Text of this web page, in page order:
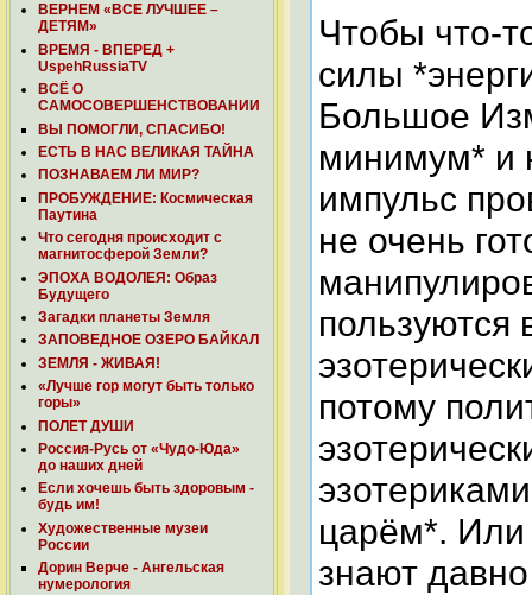
ВЕРНЕМ «ВСЕ ЛУЧШЕЕ –
ДЕТЯМ»
ВРЕМЯ - ВПЕРЕД +
UspehRussiaTV
ВСЁ О
САМОСОВЕРШЕНСТВОВАНИИ
ВЫ ПОМОГЛИ, СПАСИБО!
ЕСТЬ В НАС ВЕЛИКАЯ ТАЙНА
ПОЗНАВАЕМ ЛИ МИР?
ПРОБУЖДЕНИЕ: Космическая
Паутина
Что сегодня происходит с
магнитосферой Земли?
ЭПОХА ВОДОЛЕЯ: Образ
Будущего
Загадки планеты Земля
ЗАПОВЕДНОЕ ОЗЕРО БАЙКАЛ
ЗЕМЛЯ - ЖИВАЯ!
«Лучше гор могут быть только
горы»
ПОЛЕТ ДУШИ
Россия-Русь от «Чудо-Юда»
до наших дней
Если хочешь быть здоровым -
будь им!
Художественные музеи
России
Дорин Верче - Ангельская
нумерология
Чтобы что-
силы
Большое
минимум* и
импульс
не очень
потому
царём*. Или
знают